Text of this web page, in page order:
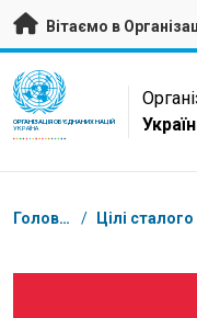
Перейти на головну
Вітаємо в
UN Logo
ОРГАНІЗАЦІЯ ОБ'ЄДНАНИХ НАЦІЙ
УКРАЇНА
НизкаГоловна /